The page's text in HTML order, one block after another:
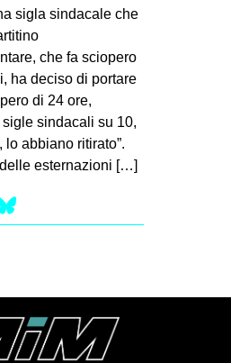
SPAZI
POPOLARE
GENERI
sigla sindacale che
che fa sciopero
ha deciso di portare
di 24 ore,
sindacali su 10,
lo abbiano ritirato”.
esternazioni […]